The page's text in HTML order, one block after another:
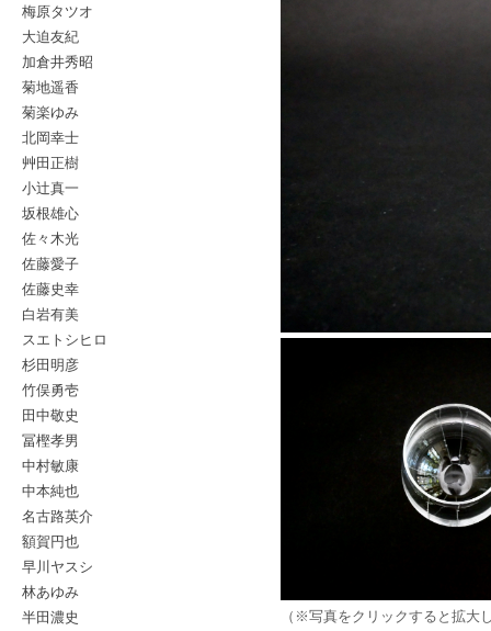
梅原タツオ
大迫友紀
加倉井秀昭
菊地遥香
菊楽ゆみ
北岡幸士
艸田正樹
小辻真一
坂根雄心
佐々木光
佐藤愛子
佐藤史幸
白岩有美
スエトシヒロ
杉田明彦
竹俣勇壱
田中敬史
冨樫孝男
中村敏康
中本純也
名古路英介
額賀円也
早川ヤスシ
林あゆみ
半田濃史
（※写真をクリックすると拡大